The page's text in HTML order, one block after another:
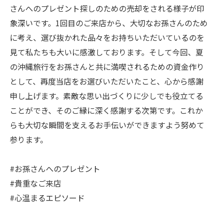
さんへのプレゼント探しのための売却をされる様子が印
象深いです。1回目のご来店から、大切なお孫さんのため
に考え、選び抜かれた品々をお持ちいただいているのを
見て私たちも大いに感激しております。そして今回、夏
の沖縄旅行をお孫さんと共に満喫されるための資金作り
として、再度当店をお選びいただいたこと、心から感謝
申し上げます。素敵な思い出づくりに少しでも役立てる
ことができ、そのご縁に深く感謝する次第です。これか
らも大切な瞬間を支えるお手伝いができますよう努めて
参ります。
#お孫さんへのプレゼント
#貴重なご来店
#心温まるエピソード